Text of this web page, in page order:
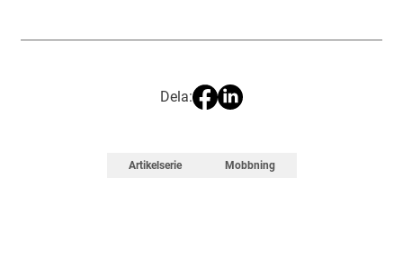
Dela:
Artikelserie Mobbning